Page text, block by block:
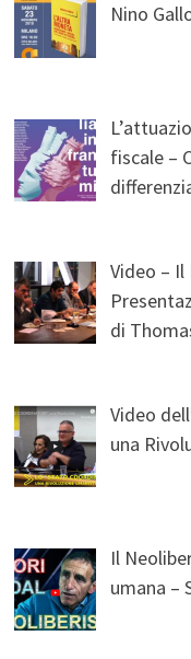
Nino
fiscale –
Video –
di
Video
una
Il
umana –